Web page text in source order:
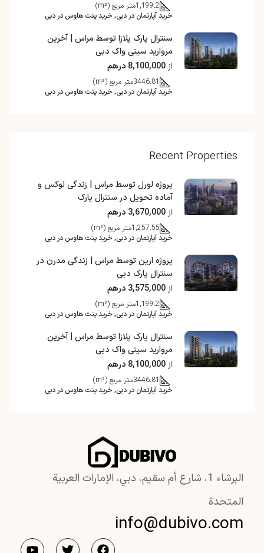
1,199.2متر مربع (m²)
خرید آپارتمان در دبی, خرید پنت هاوس در دبی
سنترال پارک پلازا توسط مراس | آخرین
مروارید سیتی واک دبی
از 8,100,000 درهم
3446.81متر مربع (m²)
خرید آپارتمان در دبی, خرید پنت هاوس در دبی
Recent Properties
پروژه لورل توسط مراس | زندگی لوکس و
آماده تحویل در سنترال پارک
از 3,670,000 درهم
1,257.55متر مربع (m²)
خرید آپارتمان در دبی, خرید پنت هاوس در دبی
پروژه ارین توسط مراس | زندگی مدرن در
سنترال پارک دبی
از 3,575,000 درهم
1,199.2متر مربع (m²)
خرید آپارتمان در دبی, خرید پنت هاوس در دبی
سنترال پارک پلازا توسط مراس | آخرین
مروارید سیتی واک دبی
از 8,100,000 درهم
3446.81متر مربع (m²)
خرید آپارتمان در دبی, خرید پنت هاوس در دبی
البرشاء 1، شارع أم سقيم، دبي، الإمارات العربية
المتحدة
info@dubivo.com